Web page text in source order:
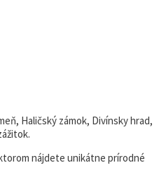
Haličský zámok, Divínsky hrad,
nájdete unikátne prírodné